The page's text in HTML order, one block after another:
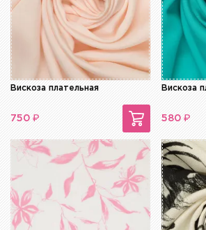
Вискоза плательная
750 ₽
Вискоза
580 ₽